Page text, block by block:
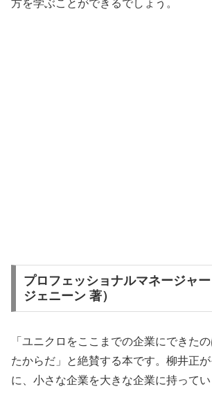
方を学ぶことができるでしょう。
プロフェッショナルマネージャー
ジェニーン 著）
「ユニクロをここまでの企業にできた
たからだ」と絶賛する本です。柳井正
に、小さな企業を大きな企業に持って